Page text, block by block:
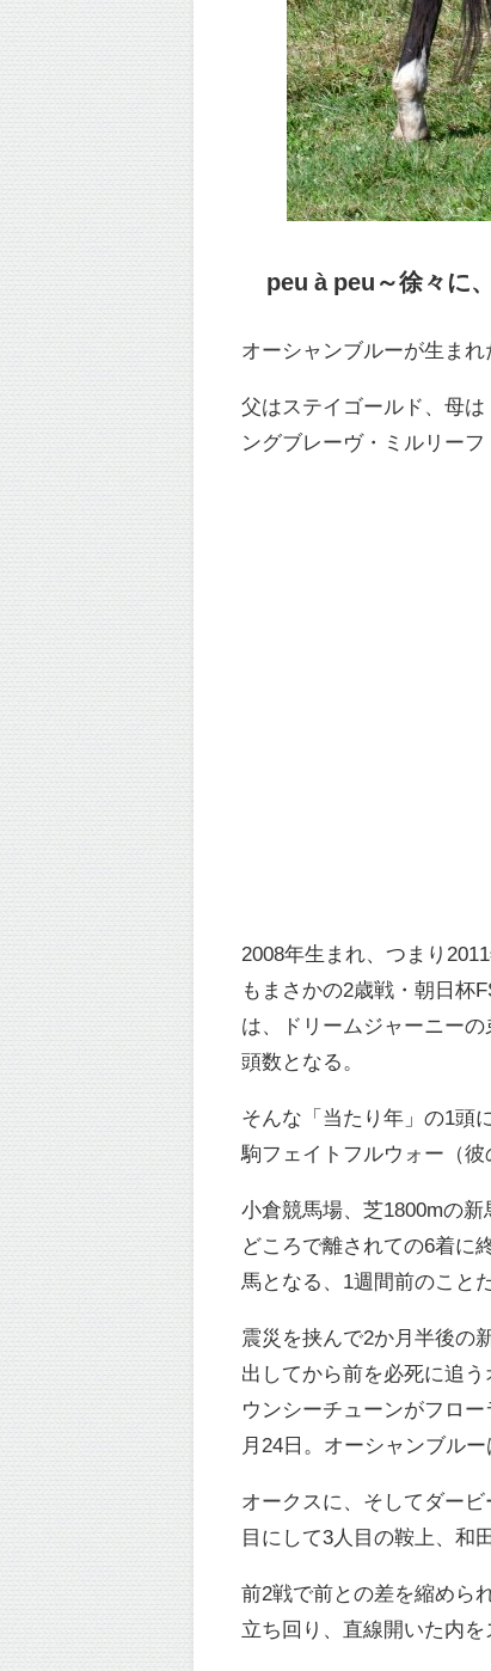
peu à peu～徐々に
オーシャンブルーが生まれ
父はステイゴールド、母
ングブレーヴ・ミルリー
2008年生まれ、つまり
もまさかの2歳戦・朝日杯
は、ドリームジャーニー
頭数となる。
そんな「当たり年」の1頭
駒フェイトフルウォー（
小倉競馬場、芝1800mの
どころで離されての6着に
馬となる、1週間前のこと
震災を挟んで2か月半後の
出してから前を必死に追
ウンシーチューンがフロ
月24日。オーシャンブル
オークスに、そしてダー
目にして3人目の鞍上、和
前2戦で前との差を縮めら
立ち回り、直線開いた内